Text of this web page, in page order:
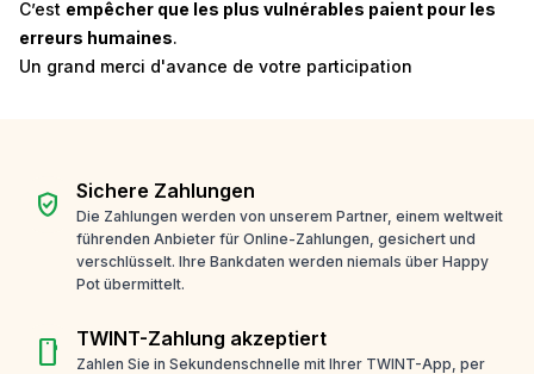
C’est empêcher que les plus vulnérables paient pour les
erreurs humaines.
Un grand merci d'avance de votre participation
verified_user Sichere Zahlungen
Die Zahlungen werden von unserem Partner, einem weltweit
führenden Anbieter für Online-Zahlungen, gesichert und
verschlüsselt. Ihre Bankdaten werden niemals über Happy
Pot übermittelt.
smartphone TWINT-Zahlung akzeptiert
Zahlen Sie in Sekundenschnelle mit Ihrer TWINT-App, per